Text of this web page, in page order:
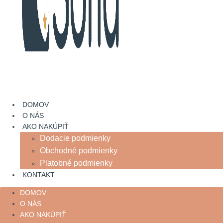
DOMOV
O NÁS
AKO NAKÚPIŤ
Dodacie podmienky
Obchodné podmienky
Platobné podmienky
KONTAKT
DOMOV
O NÁS
AKO NAKÚPIŤ